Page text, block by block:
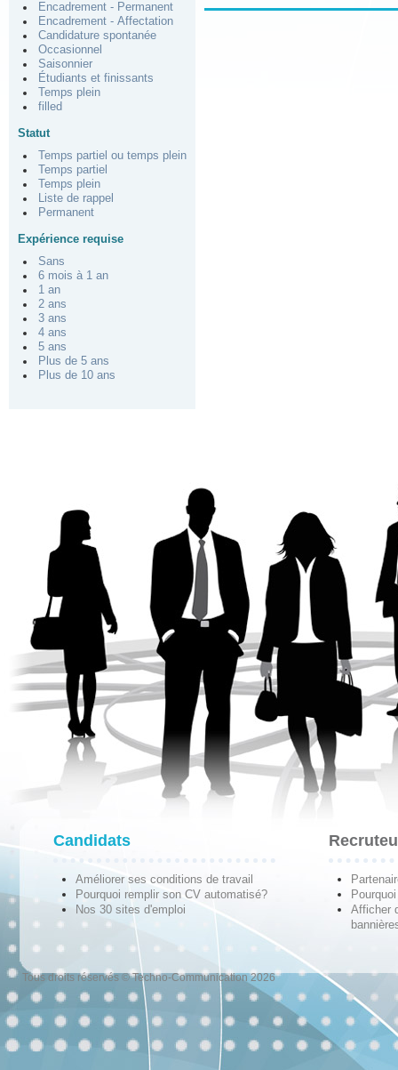
Encadrement - Permanent
Encadrement - Affectation
Candidature spontanée
Occasionnel
Saisonnier
Étudiants et finissants
Temps plein
filled
Statut
Temps partiel ou temps plein
Temps partiel
Temps plein
Liste de rappel
Permanent
Expérience requise
Sans
6 mois à 1 an
1 an
2 ans
3 ans
4 ans
5 ans
Plus de 5 ans
Plus de 10 ans
Candidats
Améliorer ses conditions de travail
Pourquoi remplir son CV automatisé?
Nos 30 sites d'emploi
Afficher
Tous droits réservés © Techno-Communication 2026